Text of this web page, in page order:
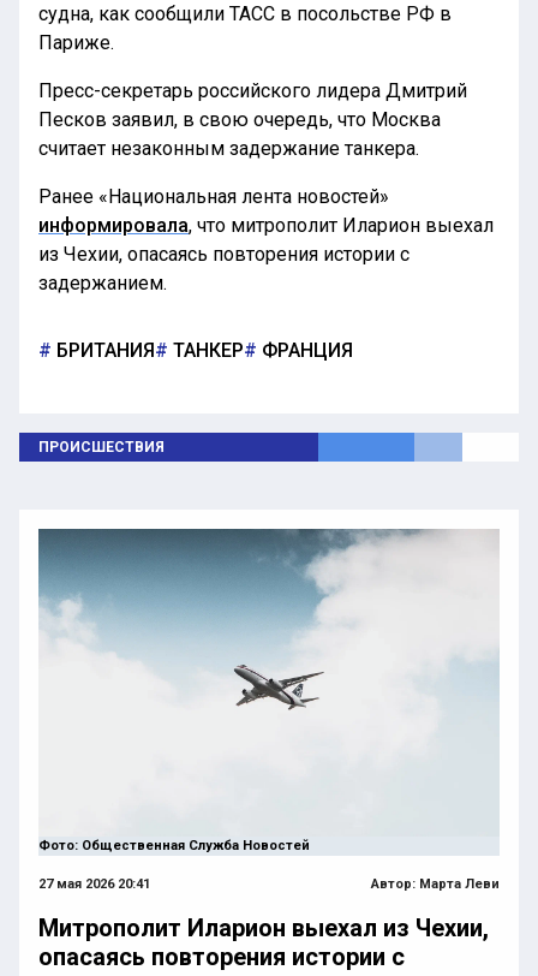
судна, как сообщили ТАСС в посольстве РФ в
Париже.
Пресс-секретарь российского лидера Дмитрий
Песков заявил, в свою очередь, что Москва
считает незаконным задержание танкера.
Ранее «Национальная лента новостей»
информировала, что митрополит Иларион выехал
из Чехии, опасаясь повторения истории с
задержанием.
БРИТАНИЯ ТАНКЕР ФРАНЦИЯ
ПРОИСШЕСТВИЯ
Фото: Общественная Служба Новостей
27 мая 2026 20:41 Автор: Марта Леви
Митрополит Иларион выехал из Чехии,
опасаясь повторения истории с